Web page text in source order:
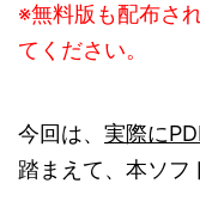
※無料版も配布さ
てください。
今回は、 実際に
踏まえて、本ソフ